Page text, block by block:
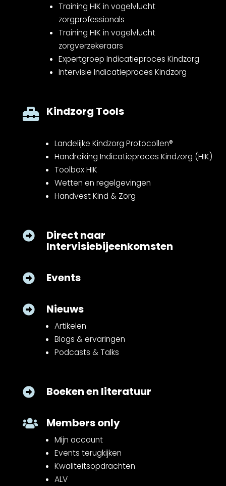
Training HIK in vogelvlucht
zorgprofessionals
Training HIK in vogelvlucht
zorgverzekeraars
Expertgroep Indicatieproces Kindzorg
Intervisie Indicatieproces Kindzorg
 Kindzorg Tools
Landelijke Kindzorg Protocollen®
Handreiking Indicatieproces Kindzorg (HIK)
Toolbox HIK
Wetten en regelgevingen
Handvest Kind & Zorg
 Direct naar
Intervisiebijeenkomsten
 Events
 Nieuws
Artikelen
Blogs & ervaringen
Podcasts & Talks
 Boeken en literatuur
 Members only
Mijn account
Events terugkijken
Kwaliteitsopdrachten
ALV